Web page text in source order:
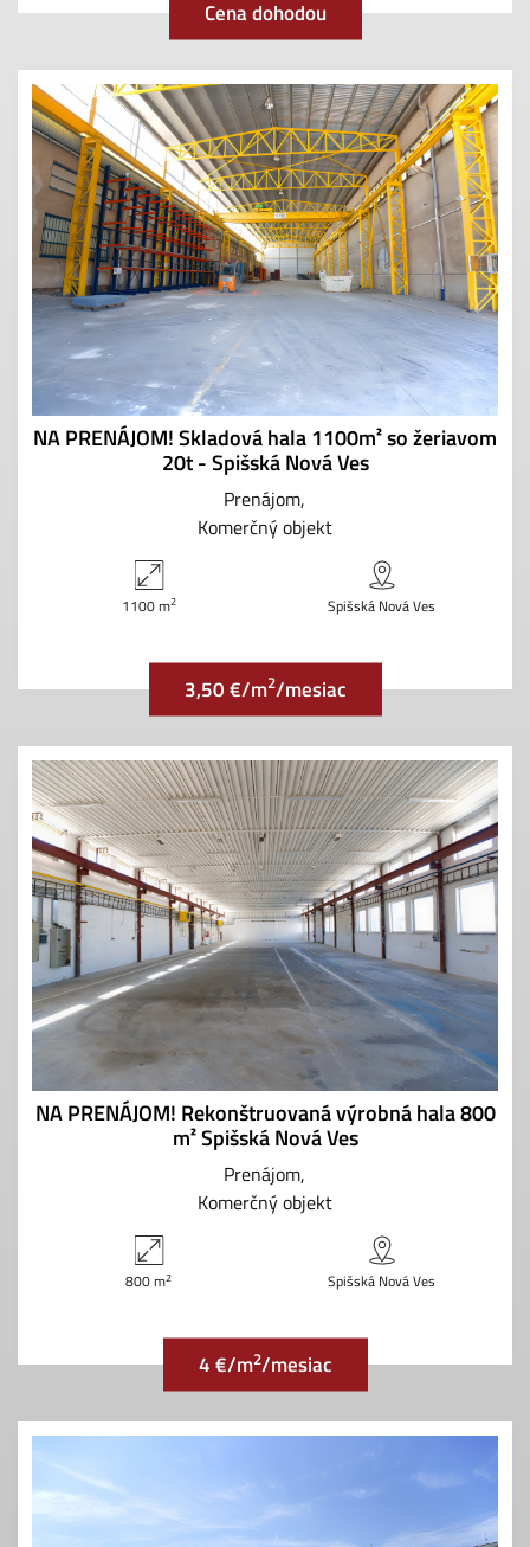
Cena dohodou
NA PRENÁJOM! Skladová hala 1100m² so žeriavom
20t - Spišská Nová Ves
Prenájom
Komerčný objekt
1100 m2 Spišská Nová Ves
3,50 €/m2/mesiac
NA PRENÁJOM! Rekonštruovaná výrobná hala 800
m² Spišská Nová Ves
Prenájom
Komerčný objekt
800 m2 Spišská Nová Ves
4 €/m2/mesiac